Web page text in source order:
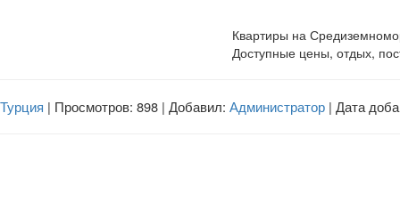
Квартиры на
Доступные цены, отдых,
Турция | Просмотров: 898 | Добавил: Администратор | Дата